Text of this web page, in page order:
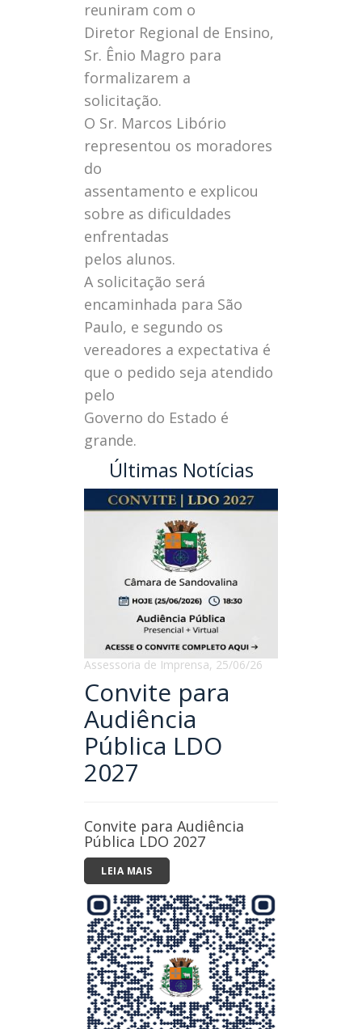
reuniram com o
Diretor Regional de Ensino,
Sr. Ênio Magro para
formalizarem a
solicitação.
O Sr. Marcos Libório
representou os moradores
do
assentamento e explicou
sobre as dificuldades
enfrentadas
pelos alunos.
A solicitação será
encaminhada para São
Paulo, e segundo os
vereadores a expectativa é
que o pedido seja atendido
pelo
Governo do Estado é
grande.
Últimas Notícias
Assessoria de Imprensa, 25/06/26
Convite para
Audiência
Pública LDO
2027
Convite para Audiência
Pública LDO 2027
LEIA MAIS